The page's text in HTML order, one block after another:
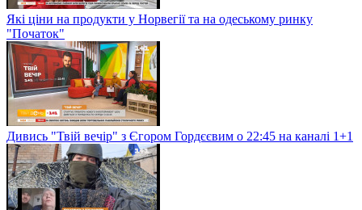
Які ціни на продукти у Норвегії та на одеському ринку
"Початок"
Дивись "Твій вечір" з Єгором Гордєєвим о 22:45 на каналі 1+1